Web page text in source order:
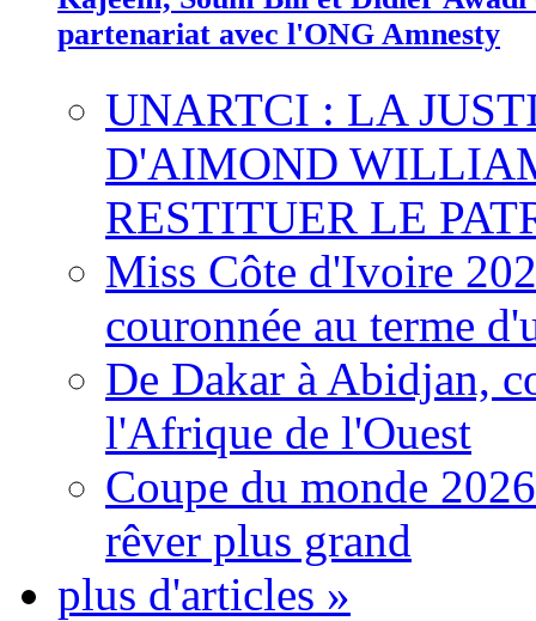
partenariat avec l'ONG Amnesty
UNARTCI : LA
D'AIMOND
RESTITUER LE
Miss Côte d'Ivoire
couronnée au terme
De Dakar à Abidjan,
l'Afrique de l'Ouest
Coupe du monde
rêver plus grand
plus d'articles »